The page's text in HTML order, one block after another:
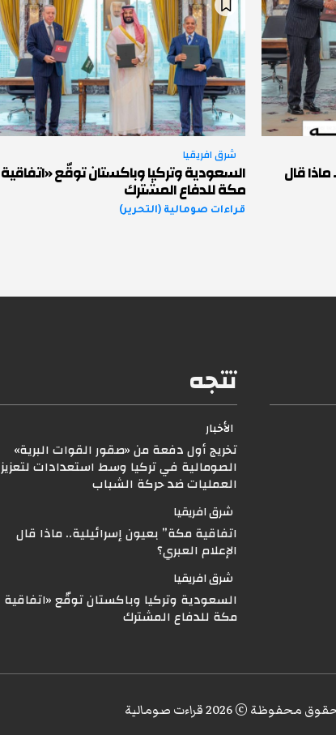
قال
شرق افريقيا
السعودية وتركيا وباكستان توقّع «اتفاقية
مكة للدفاع المشترك
قراءات صومالية (التحرير)
تتجه
الأخبار
تخريج أول دفعة من «صقور القوات البرية»
الصومالية في تركيا وسط استعدادات لتعزيز
العمليات ضد حركة الشباب
شرق افريقيا
اتفاقية مكة” بعيون إسرائيلية.. ماذا قال
الإعلام العبري؟
شرق افريقيا
السعودية وتركيا وباكستان توقّع «اتفاقية
مكة للدفاع المشترك
© 2026 قراءت صومالية